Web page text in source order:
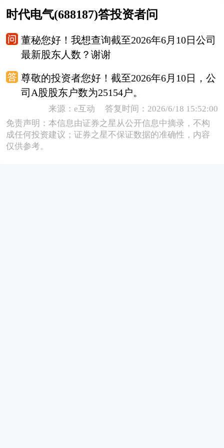
时代电气(688187)答投资者问
董秘您好！我想查询截至2026年6月10日公司
最新股东人数？谢谢
尊敬的投资者您好！截至2026年6月10日，公
司A股股东户数为25154户。
来源：e互动 答复时间：2026/6/18 15:52:00
免责声明：本信息由证券之星从公开信息中摘录，不构
成任何投资建议；证券之星不保证数据的准确性，内容
仅供参考。